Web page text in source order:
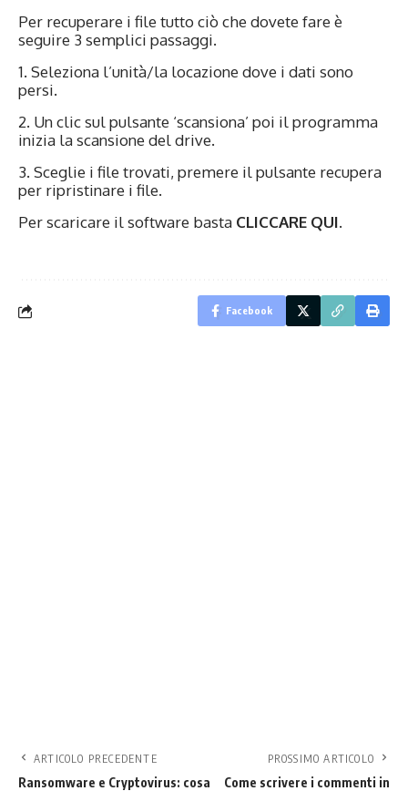
Per recuperare i file tutto ciò che dovete fare è
seguire 3 semplici passaggi.
1. Seleziona l’unità/la locazione dove i dati sono
persi.
2. Un clic sul pulsante ‘scansiona’ poi il programma
inizia la scansione del drive.
3. Sceglie i file trovati, premere il pulsante recupera
per ripristinare i file.
Per scaricare il software basta CLICCARE QUI.
Facebook
ARTICOLO PRECEDENTE
Ransomware e Cryptovirus: cosa
PROSSIMO ARTICOLO
Come scrivere i commenti in